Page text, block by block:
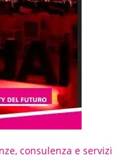
consulenza e servizi